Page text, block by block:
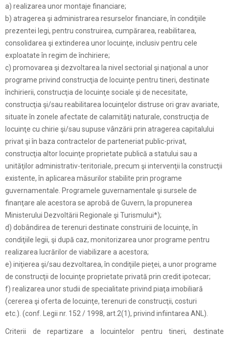
a) realizarea unor montaje financiare;
b) atragerea şi administrarea resurselor financiare, în condiţiile
prezentei legi, pentru construirea, cumpărarea, reabilitarea,
consolidarea şi extinderea unor locuinţe, inclusiv pentru cele
exploatate în regim de închiriere;
c) promovarea şi dezvoltarea la nivel sectorial şi naţional a unor
programe privind construcţia de locuinţe pentru tineri, destinate
închirierii, construcţia de locuinţe sociale şi de necesitate,
construcţia şi/sau reabilitarea locuinţelor distruse ori grav avariate,
situate în zonele afectate de calamităţi naturale, construcţia de
locuinţe cu chirie şi/sau supuse vânzării prin atragerea capitalului
privat şi în baza contractelor de parteneriat public-privat,
construcţia altor locuinţe proprietate publică a statului sau a
unităţilor administrativ-teritoriale, precum şi intervenţii la construcţii
existente, în aplicarea măsurilor stabilite prin programe
guvernamentale. Programele guvernamentale şi sursele de
finanţare ale acestora se aprobă de Guvern, la propunerea
Ministerului Dezvoltării Regionale şi Turismului*);
d) dobândirea de terenuri destinate construirii de locuinţe, în
condiţiile legii, şi după caz, monitorizarea unor programe pentru
realizarea lucrărilor de viabilizare a acestora;
e) iniţierea şi/sau dezvoltarea, în condiţiile pieţei, a unor programe
de construcţii de locuinţe proprietate privată prin credit ipotecar;
f) realizarea unor studii de specialitate privind piaţa imobiliară
(cererea şi oferta de locuinţe, terenuri de construcţii, costuri
etc.). (conf. Legii nr. 152 / 1998, art.2(1), privind infiintarea ANL).
Criterii de repartizare a locuintelor pentru tineri, destinate